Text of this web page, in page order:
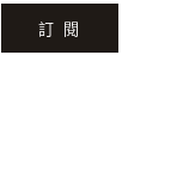
訂 閱